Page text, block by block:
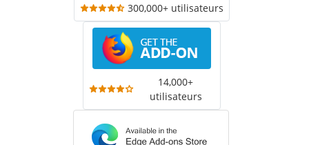
300,000+ utilisateurs
14,000+
utilisateurs